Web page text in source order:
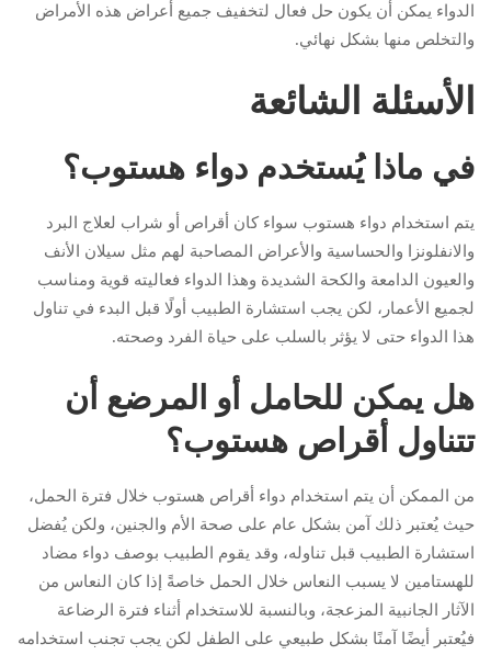
الدواء يمكن أن يكون حل فعال لتخفيف جميع أعراض هذه الأمراض
والتخلص منها بشكل نهائي.
الأسئلة الشائعة
في ماذا يُستخدم دواء هستوب؟
يتم استخدام دواء هستوب سواء كان أقراص أو شراب لعلاج البرد
والانفلونزا والحساسية والأعراض المصاحبة لهم مثل سيلان الأنف
والعيون الدامعة والكحة الشديدة وهذا الدواء فعاليته قوية ومناسب
لجميع الأعمار، لكن يجب استشارة الطبيب أولًا قبل البدء في تناول
هذا الدواء حتى لا يؤثر بالسلب على حياة الفرد وصحته.
هل يمكن للحامل أو المرضع أن
تتناول أقراص هستوب؟
من الممكن أن يتم استخدام دواء أقراص هستوب خلال فترة الحمل،
حيث يُعتبر ذلك آمن بشكل عام على صحة الأم والجنين، ولكن يُفضل
استشارة الطبيب قبل تناوله، وقد يقوم الطبيب بوصف دواء مضاد
للهستامين لا يسبب النعاس خلال الحمل خاصةً إذا كان النعاس من
الآثار الجانبية المزعجة، وبالنسبة للاستخدام أثناء فترة الرضاعة
فيُعتبر أيضًا آمنًا بشكل طبيعي على الطفل لكن يجب تجنب استخدامه